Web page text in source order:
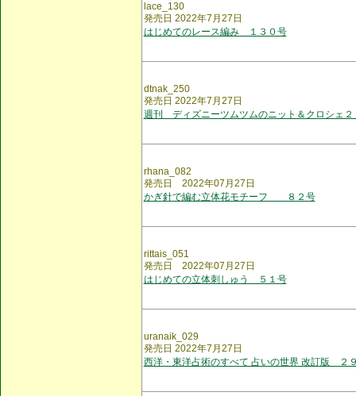
lace_130
発売日 2022年7月27日
はじめてのレース編み １３０号
dtnak_250
発売日 2022年7月27日
週刊 ディズニーツムツムのニット＆クロシェ２
rhana_082
発売日 2022年07月27日
かぎ針で編む立体花モチーフ ８２号
rittais_051
発売日 2022年07月27日
はじめての立体刺しゅう ５１号
uranaik_029
発売日 2022年7月27日
西洋・東洋占術のすべて 占いの世界 改訂版 ２